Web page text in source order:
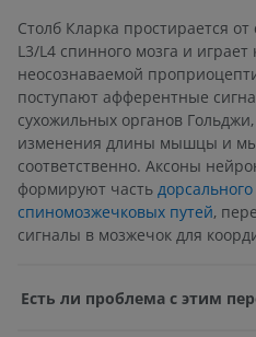
Столб Кларка простирается
L3/L4 спинного мозга и
неосознаваемой
поступают афферентные
сухожильных органов
изменения длины мышцы и
соответственно. Аксоны
формируют часть дорсального
спиномозжечковых путей,
сигналы в мозжечок для
Есть ли проблема с этим